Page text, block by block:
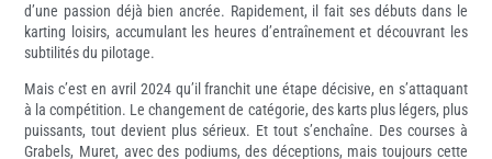
d’une passion déjà bien ancrée. Rapidement, il fait ses débuts dans le
karting loisirs, accumulant les heures d’entraînement et découvrant les
subtilités du pilotage.
Mais c’est en avril 2024 qu’il franchit une étape décisive, en s’attaquant
à la compétition. Le changement de catégorie, des karts plus légers, plus
puissants, tout devient plus sérieux. Et tout s’enchaîne. Des courses à
Grabels, Muret, avec des podiums, des déceptions, mais toujours cette